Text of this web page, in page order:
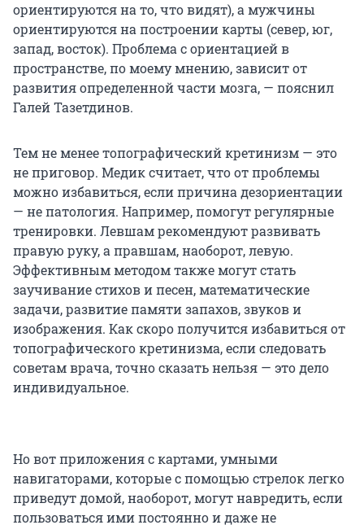
ориентируются на то, что видят), а мужчины
ориентируются на построении карты (север, юг,
запад, восток). Проблема с ориентацией в
пространстве, по моему мнению, зависит от
развития определенной части мозга, — пояснил
Галей Тазетдинов.
Тем не менее топографический кретинизм — это
не приговор. Медик считает, что от проблемы
можно избавиться, если причина дезориентации
— не патология. Например, помогут регулярные
тренировки. Левшам рекомендуют развивать
правую руку, а правшам, наоборот, левую.
Эффективным методом также могут стать
заучивание стихов и песен, математические
задачи, развитие памяти запахов, звуков и
изображения. Как скоро получится избавиться от
топографического кретинизма, если следовать
советам врача, точно сказать нельзя — это дело
индивидуальное.
Но вот приложения с картами, умными
навигаторами, которые с помощью стрелок легко
приведут домой, наоборот, могут навредить, если
пользоваться ими постоянно и даже не